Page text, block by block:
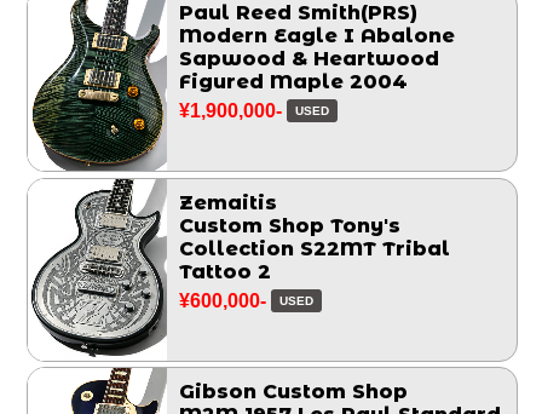
Paul Reed Smith(PRS)
Modern Eagle I Abalone
Sapwood & Heartwood
Figured Maple 2004
¥1,900,000- USED
Zemaitis
Custom Shop Tony's
Collection S22MT Tribal
Tattoo 2
¥600,000- USED
Gibson Custom Shop